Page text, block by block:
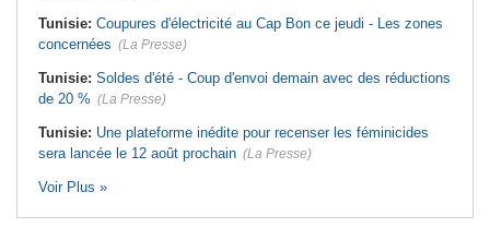
Tunisie: Coupures d'électricité au Cap Bon ce jeudi - Les zones
concernées (La Presse)
Tunisie: Soldes d'été - Coup d'envoi demain avec des réductions
de 20 % (La Presse)
Tunisie: Une plateforme inédite pour recenser les féminicides
sera lancée le 12 août prochain (La Presse)
Voir Plus »